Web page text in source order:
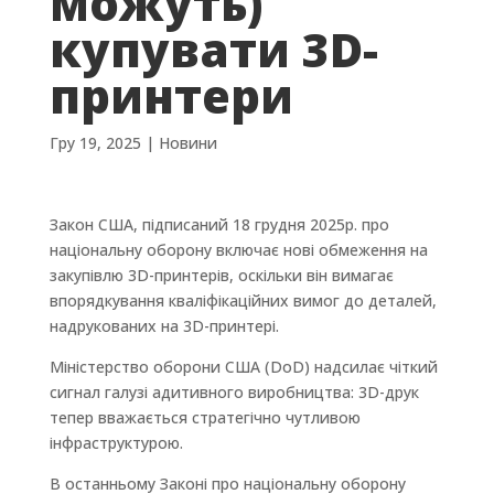
купувати 3D-
принтери
Гру 19, 2025 | Новини
Закон США, підписаний 18 грудня 2025р. про
національну оборону включає нові обмеження на
закупівлю 3D-принтерів, оскільки він вимагає
впорядкування кваліфікаційних вимог до деталей,
надрукованих на 3D-принтері.
Міністерство оборони США (DoD) надсилає чіткий
сигнал галузі адитивного виробництва: 3D-друк
тепер вважається стратегічно чутливою
інфраструктурою.
В останньому Законі про національну оборону